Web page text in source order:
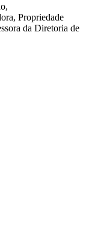
Propriedade
da Diretoria de